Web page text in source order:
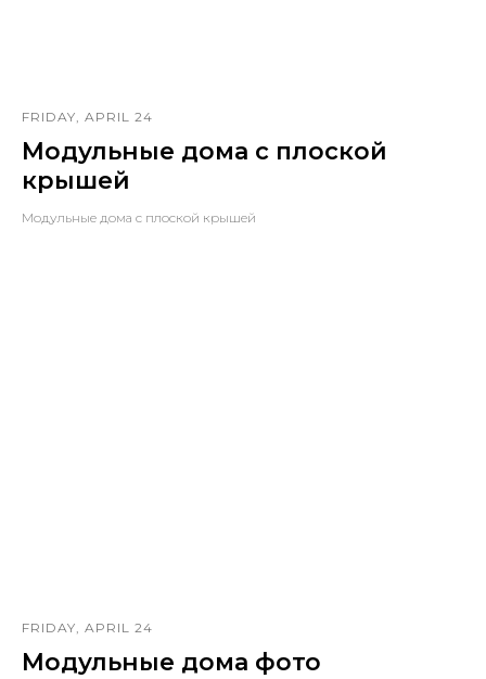
FRIDAY, APRIL 24
Модульные дома с плоской
крышей
Модульные дома с плоской крышей
FRIDAY, APRIL 24
Модульные дома фото